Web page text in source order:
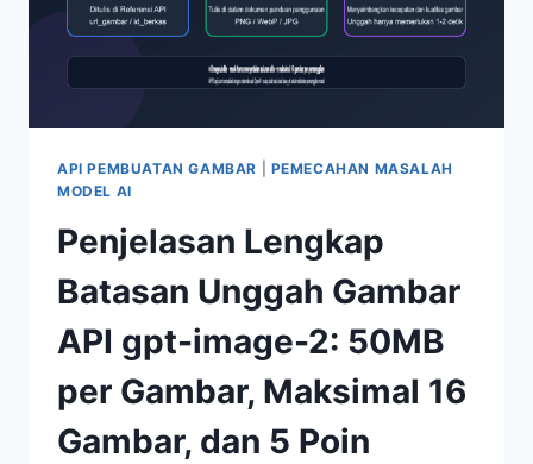
PENYEBAB
UTAMA
DAN
6
API PEMBUATAN GAMBAR
PEMECAHAN MASALAH
MODEL AI
Penjelasan Lengkap
Batasan Unggah Gambar
API gpt-image-2: 50MB
per Gambar, Maksimal 16
Gambar, dan 5 Poin